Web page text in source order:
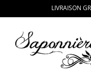
contenu
LIVRAISON